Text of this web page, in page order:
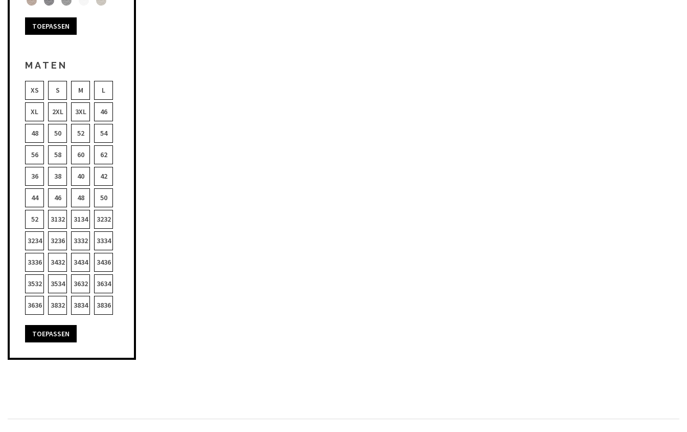
TOEPASSEN
MATEN
XS S M L
XL 2XL 3XL 46
48 50 52 54
56 58 60 62
36 38 40 42
44 46 48 50
52 3132 3134 3232
3234 3236 3332 3334
3336 3432 3434 3436
3532 3534 3632 3634
3636 3832 3834 3836
TOEPASSEN